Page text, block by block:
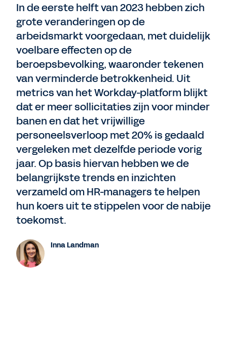
In de eerste helft van 2023 hebben zich
grote veranderingen op de
arbeidsmarkt voorgedaan, met duidelijk
voelbare effecten op de
beroepsbevolking, waaronder tekenen
van verminderde betrokkenheid. Uit
metrics van het Workday-platform blijkt
dat er meer sollicitaties zijn voor minder
banen en dat het vrijwillige
personeelsverloop met 20% is gedaald
vergeleken met dezelfde periode vorig
jaar. Op basis hiervan hebben we de
belangrijkste trends en inzichten
verzameld om HR-managers te helpen
hun koers uit te stippelen voor de nabije
toekomst.
Inna Landman